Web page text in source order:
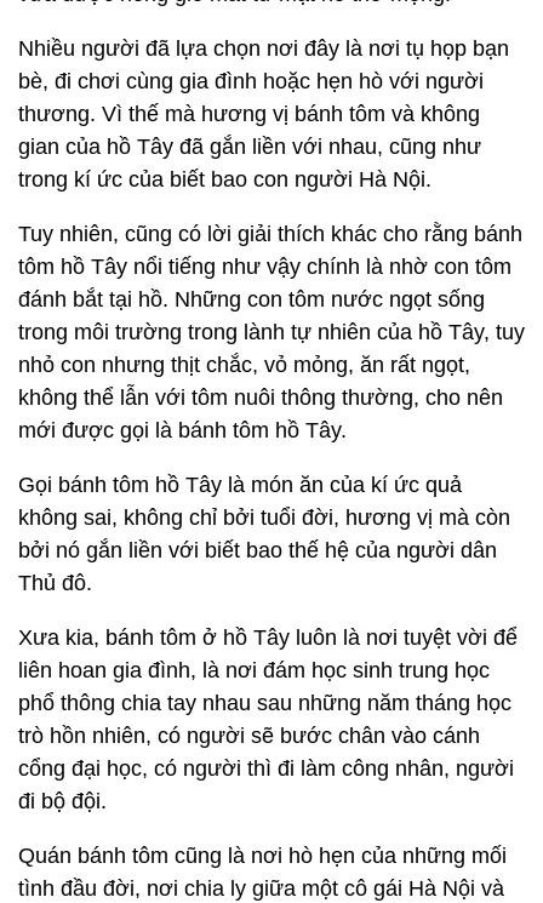
Nhiều người đã lựa chọn nơi đây là nơi tụ họp bạn
bè, đi chơi cùng gia đình hoặc hẹn hò với người
thương. Vì thế mà hương vị bánh tôm và không
gian của hồ Tây đã gắn liền với nhau, cũng như
trong kí ức của biết bao con người Hà Nội.
Tuy nhiên, cũng có lời giải thích khác cho rằng bánh
tôm hồ Tây nổi tiếng như vậy chính là nhờ con tôm
đánh bắt tại hồ. Những con tôm nước ngọt sống
trong môi trường trong lành tự nhiên của hồ Tây, tuy
nhỏ con nhưng thịt chắc, vỏ mỏng, ăn rất ngọt,
không thể lẫn với tôm nuôi thông thường, cho nên
mới được gọi là bánh tôm hồ Tây.
Gọi bánh tôm hồ Tây là món ăn của kí ức quả
không sai, không chỉ bởi tuổi đời, hương vị mà còn
bởi nó gắn liền với biết bao thế hệ của người dân
Thủ đô.
Xưa kia, bánh tôm ở hồ Tây luôn là nơi tuyệt vời để
liên hoan gia đình, là nơi đám học sinh trung học
phổ thông chia tay nhau sau những năm tháng học
trò hồn nhiên, có người sẽ bước chân vào cánh
cổng đại học, có người thì đi làm công nhân, người
đi bộ đội.
Quán bánh tôm cũng là nơi hò hẹn của những mối
tình đầu đời, nơi chia ly giữa một cô gái Hà Nội và